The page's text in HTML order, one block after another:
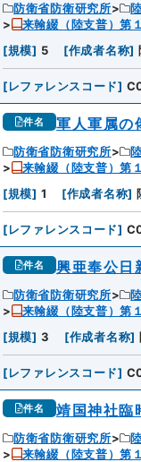
防衛省防衛研究所
来翰綴（陸支普）
[規模] 5 [作成者名称]
[レファレンスコード]
件名 軍人軍属の
防衛省防衛研究所
来翰綴（陸支普）
[規模] 1 [作成者名称]
[レファレンスコード]
件名 興亜奉公日
防衛省防衛研究所
来翰綴（陸支普）
[規模] 3 [作成者名称]
[レファレンスコード]
件名 靖国神社臨
防衛省防衛研究所
来翰綴（陸支普）